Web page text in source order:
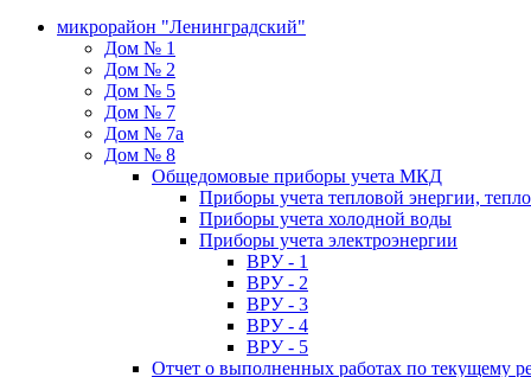
микрорайон "Ленинградский"
Дом № 1
Дом № 2
Дом № 5
Дом № 7
Дом № 7а
Дом № 8
Общедомовые приборы учета МКД
Приборы учета тепловой энергии,
Приборы учета холодной воды
Приборы учета электроэнергии
ВРУ - 1
ВРУ - 2
ВРУ - 3
ВРУ - 4
ВРУ - 5
Отчет о выполненных работах по текущему